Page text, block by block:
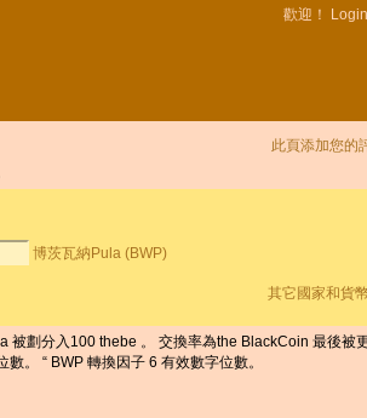
歡迎！ Login
此頁添加您的
博茨瓦納Pula (BWP)
其它國家和貨幣
被劃分入100 thebe 。 交換率為the BlackCoin 最後被
。 “ BWP 轉換因子 6 有效數字位數。